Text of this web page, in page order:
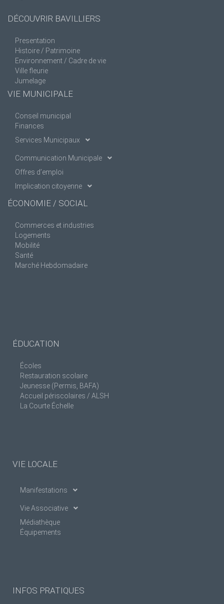
DÉCOUVRIR BAVILLIERS
Presentation
Histoire / Patrimoine
Environnement / Cadre de vie
Ville fleurie
Jumelage
VIE MUNICIPALE
Conseil municipal
Finances
Services Municipaux
Communication Municipale
Offres d’emploi
Implication citoyenne
ÉCONOMIE / SOCIAL
Commerces et industries
Logements
Mobilité
Santé
Marché Hebdomadaire
ÉDUCATION
Écoles
Restauration scolaire
Jeunesse (Permis, BAFA)
Accueil périscolaires / ALSH
La Courte Échelle
VIE LOCALE
Manifestations
Vie Associative
Médiathèque
Équipements
INFOS PRATIQUES